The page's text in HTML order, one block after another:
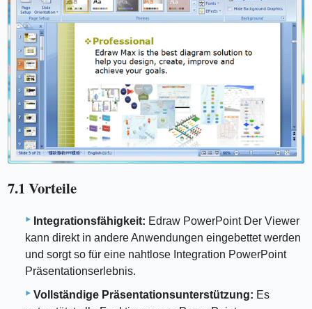
7.1 Vorteile
Integrationsfähigkeit: Edraw PowerPoint Der Viewer
kann direkt in andere Anwendungen eingebettet werden
und sorgt so für eine nahtlose Integration PowerPoint
Präsentationserlebnis.
Vollständige Präsentationsunterstützung: Es